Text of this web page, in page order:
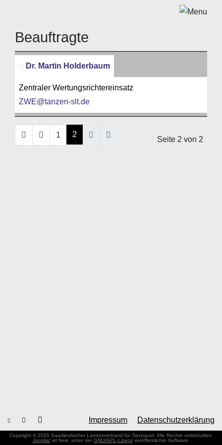
Beauftragte
Kontakte,
Dr. Martin Holderbaum
Zentraler Wertungsrichtereinsatz
ZWE@tanzen-slt.de
Seite 2 von 2
1 2
Impressum Datenschutzerklärung
Copyright © 2026 Saarländischer Landesverband für Tanzsport. Alle Rechte vorbehalten.
Joomla! ist freie, unter der GNU/GPL-Lizenzveröffentlichte Software.